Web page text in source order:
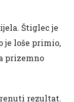
Štiglec je
je loše primio,
prizemno
rezultat.